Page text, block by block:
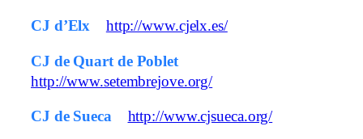
CJ d’Elx http://www.cjelx.es/
CJ de Quart de Poblet
http://www.setembrejove.org/
CJ de Sueca http://www.cjsueca.org/